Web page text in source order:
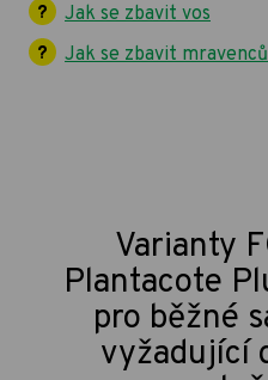
Jak se zbavit vos
Jak se zbavit
Varianty
Plantacote
pro běžné
vyžadující